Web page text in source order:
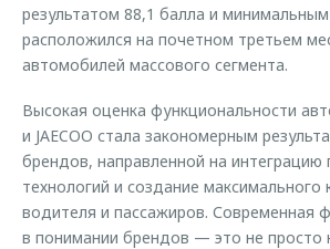
результатом 88,1 балла и
расположился на почетном третьем
автомобилей массового сегмента.
Высокая оценка функциональности
и JAECOO стала закономерным
брендов, направленной на интеграцию
технологий и создание
водителя и пассажиров. Современная
в понимании брендов — это не просто